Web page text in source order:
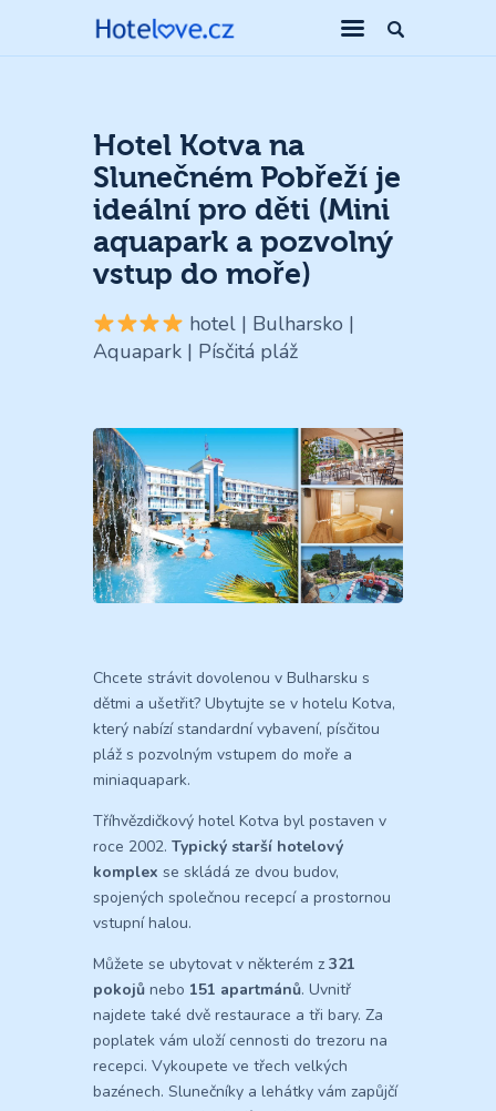
Hotel Kotva na
Slunečném Pobřeží je
ideální pro děti (Mini
aquapark a pozvolný
vstup do moře)
hotel | Bulharsko |
Aquapark | Písčitá pláž
Chcete strávit dovolenou v Bulharsku s
dětmi a ušetřit? Ubytujte se v hotelu Kotva,
který nabízí standardní vybavení, písčitou
pláž s pozvolným vstupem do moře a
miniaquapark.
Tříhvězdičkový hotel Kotva byl postaven v
roce 2002. Typický starší hotelový
komplex se skládá ze dvou budov,
spojených společnou recepcí a prostornou
vstupní halou.
Můžete se ubytovat v některém z 321
pokojů nebo 151 apartmánů. Uvnitř
najdete také dvě restaurace a tři bary. Za
poplatek vám uloží cennosti do trezoru na
recepci. Vykoupete ve třech velkých
bazénech. Slunečníky a lehátky vám zapůjčí